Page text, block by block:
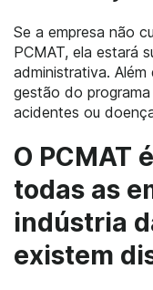
Se a empresa não
PCMAT, ela estará
administrativa.
gestão do
acidentes ou
O PCMAT
todas as
indústria
existem